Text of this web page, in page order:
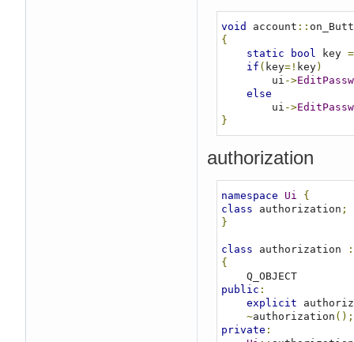
void account ::
{
static
bool key =
if ( key=! key)
        ui
->
else
        ui
->
}
authorization
namespace Ui
{
class authorization ;
}
class authorization
:
{
    Q_OBJECT
public :
explicit
~authorization ();
private :